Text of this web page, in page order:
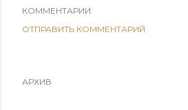
КОММЕНТАРИИ
ОТПРАВИТЬ КОММЕНТАРИЙ
АРХИВ